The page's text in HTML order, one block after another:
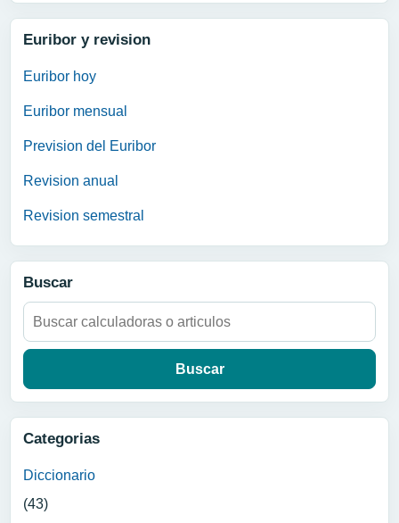
Euribor y revision
Euribor hoy
Euribor mensual
Prevision del Euribor
Revision anual
Revision semestral
Buscar
Buscar:
Categorias
Diccionario
(43)